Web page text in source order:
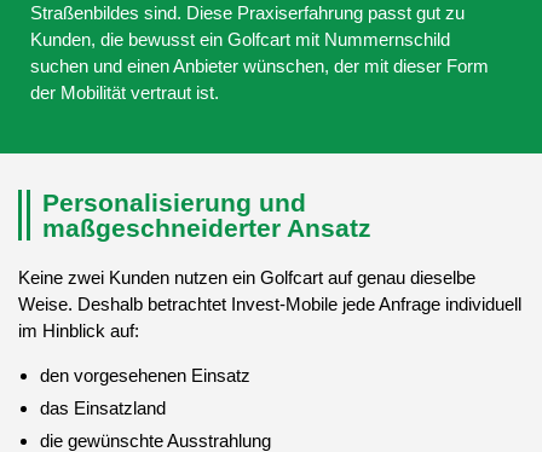
Straßenbildes sind. Diese Praxiserfahrung passt gut zu
Kunden, die bewusst ein Golfcart mit Nummernschild
suchen und einen Anbieter wünschen, der mit dieser Form
der Mobilität vertraut ist.
Personalisierung und
maßgeschneiderter Ansatz
Keine zwei Kunden nutzen ein Golfcart auf genau dieselbe
Weise. Deshalb betrachtet Invest-Mobile jede Anfrage individuell
im Hinblick auf:
den vorgesehenen Einsatz
das Einsatzland
die gewünschte Ausstrahlung